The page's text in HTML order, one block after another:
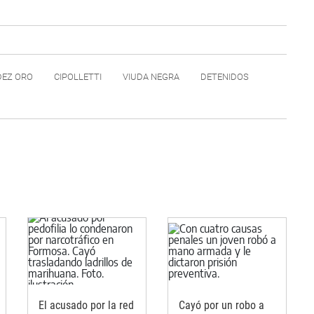
ORO CIPOLLETTI VIUDA NEGRA DETENIDOS
El acusado por la red
Cayó por un robo a